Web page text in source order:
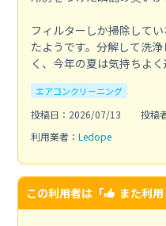
フィルターしか掃除して
たようです。分解して洗
く、今年の夏は気持ちよく
エアコンクリーニング
投稿日：2026/07/13
投稿
利用業者： Ledope
この利用者は「 また利